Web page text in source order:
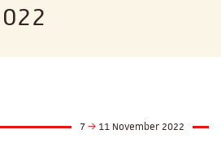
7 11 November 2022